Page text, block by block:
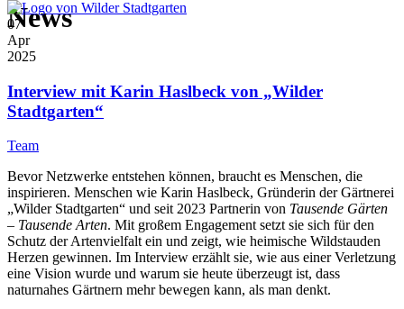
News
07
Apr
2025
Interview mit Karin Haslbeck von „Wilder
Stadtgarten“
Team
Bevor Netzwerke entstehen können, braucht es Menschen, die
inspirieren. Menschen wie Karin Haslbeck, Gründerin der Gärtnerei
„Wilder Stadtgarten“ und seit 2023 Partnerin von Tausende Gärten
– Tausende Arten. Mit großem Engagement setzt sie sich für den
Schutz der Artenvielfalt ein und zeigt, wie heimische Wildstauden
Herzen gewinnen. Im Interview erzählt sie, wie aus einer Verletzung
eine Vision wurde und warum sie heute überzeugt ist, dass
naturnahes Gärtnern mehr bewegen kann, als man denkt.